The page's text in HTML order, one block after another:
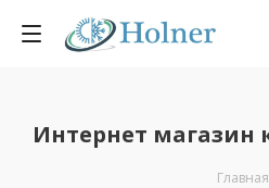
Интернет магазин
Главная